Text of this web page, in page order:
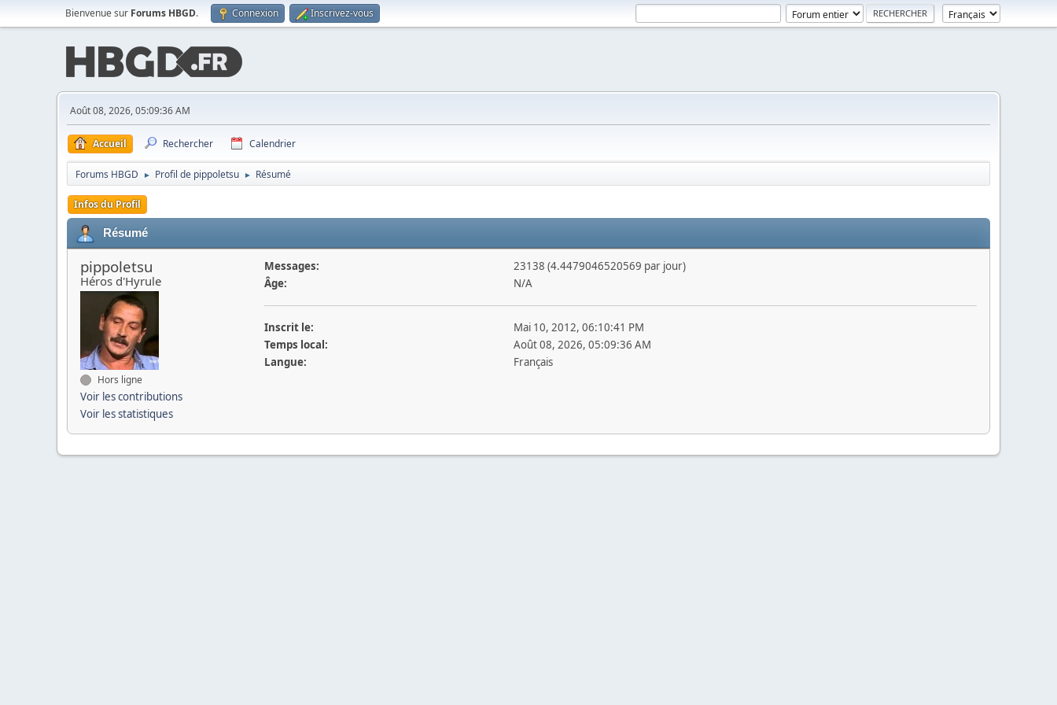
Bienvenue sur Forums HBGD. Connexion Inscrivez-vous
Août 08, 2026, 05:09:36 AM
Accueil Rechercher Calendrier
Forums HBGD ► Profil de pippoletsu ► Résumé
Infos du Profil
Résumé
pippoletsu
Héros d'Hyrule
Hors ligne
Voir les contributions
Voir les statistiques
Messages:
23138 (4.4479046520569 par jour)
Âge:
N/A
Inscrit le:
Mai 10, 2012, 06:10:41 PM
Temps local:
Août 08, 2026, 05:09:36 AM
Langue:
Français